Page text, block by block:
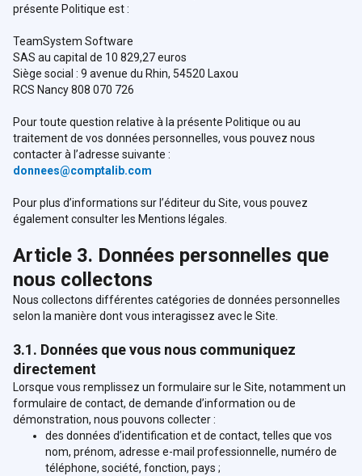
présente Politique est :
TeamSystem Software
SAS au capital de 10 829,27 euros
Siège social : 9 avenue du Rhin, 54520 Laxou
RCS Nancy 808 070 726
Pour toute question relative à la présente Politique ou au
traitement de vos données personnelles, vous pouvez nous
contacter à l’adresse suivante :
donnees@comptalib.com
Pour plus d’informations sur l’éditeur du Site, vous pouvez
également consulter les Mentions légales.
Article 3. Données personnelles que
nous collectons
Nous collectons différentes catégories de données personnelles
selon la manière dont vous interagissez avec le Site.
3.1. Données que vous nous communiquez
directement
Lorsque vous remplissez un formulaire sur le Site, notamment un
formulaire de contact, de demande d’information ou de
démonstration, nous pouvons collecter :
des données d’identification et de contact, telles que vos
nom, prénom, adresse e-mail professionnelle, numéro de
téléphone, société, fonction, pays ;